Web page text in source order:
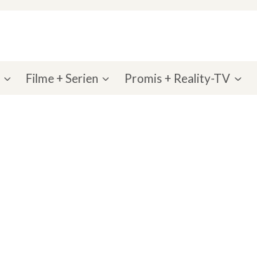
Filme + Serien Promis + Reality-TV